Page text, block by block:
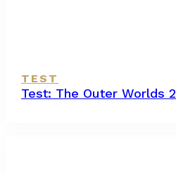
TEST
Test: The Outer Worlds 2